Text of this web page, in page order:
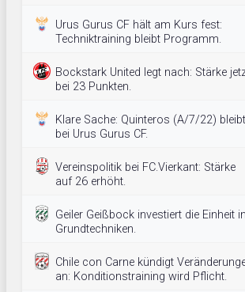
Urus Gurus CF hält am Kurs fest:
Techniktraining bleibt Programm.
Bockstark United legt nach: Stärke
bei 23 Punkten.
Klare Sache: Quinteros (A/7/22) bleibt
bei Urus Gurus CF.
Vereinspolitik bei FC.Vierkant: Stärke
auf 26 erhöht.
Geiler Geißbock investiert die Einheit in
Grundtechniken.
Chile con Carne kündigt
an: Konditionstraining wird Pflicht.